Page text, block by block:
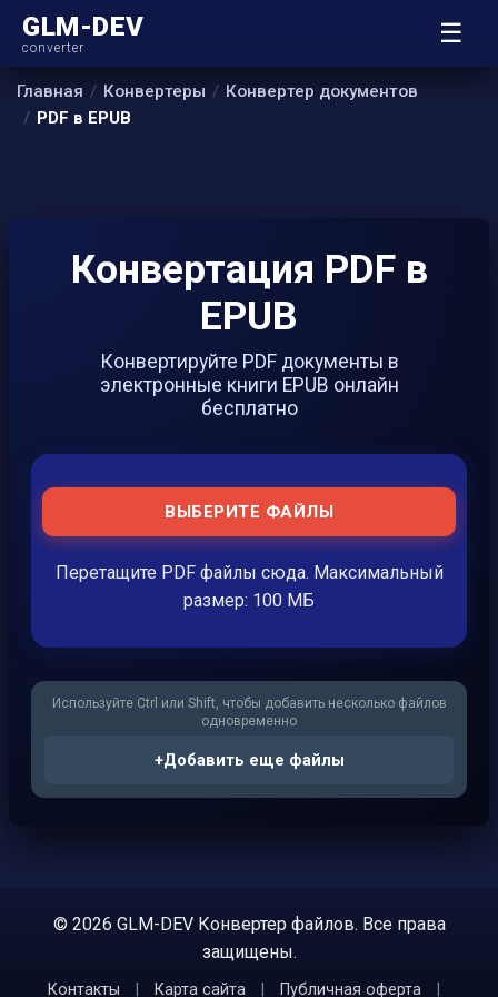
GLM-DEV
converter ☰
Главная Конвертеры
Конвертер документов
PDF в EPUB
Конвертация PDF в
EPUB
Конвертируйте PDF документы в
электронные книги EPUB онлайн
бесплатно
ВЫБЕРИТЕ ФАЙЛЫ
Перетащите PDF файлы сюда. Максимальный
размер: 100 МБ
+Добавить еще файлы
Используйте Ctrl или Shift, чтобы добавить несколько файлов
одновременно
© 2026 GLM-DEV Конвертер файлов. Все права
защищены.
Контакты Карта сайта Публичная оферта